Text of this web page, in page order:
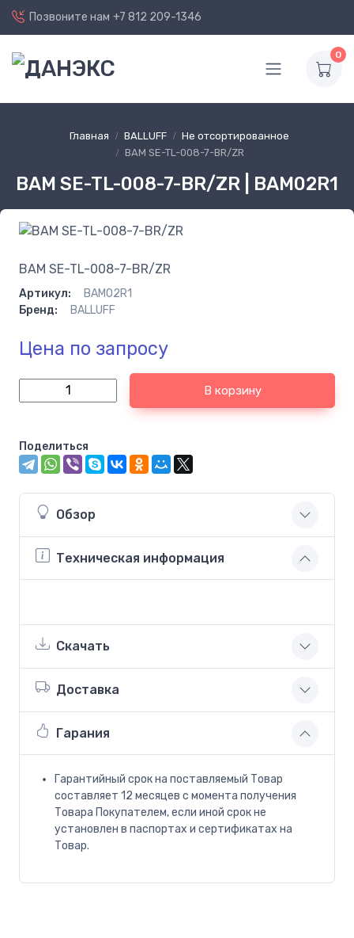
Позвоните нам +7 812 209-1346
0
Главная BALLUFF
Не отсортированное
BAM SE-TL-008-7-BR/ZR
BAM SE-TL-008-7-BR/ZR | BAM02R1
BAM SE-TL-008-7-BR/ZR
Артикул:
BAM02R1
Бренд:
BALLUFF
Цена по запросу
В корзину
Поделиться
Обзор
Техническая информация
Скачать
Доставка
Гарания
Гарантийный срок на поставляемый Товар
составляет 12 месяцев с момента получения
Товара Покупателем, если иной срок не
установлен в паспортах и сертификатах на
Товар.